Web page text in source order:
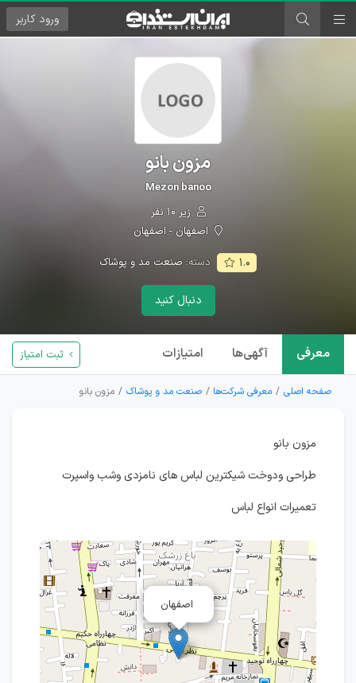
ورود کاربر
مزون بانو
Mezon banoo
زیر ۱۰ نفر
اصفهان - اصفهان
۱.۰ دسته: صنعت مد و پوشاک
دنبال کنید
معرفی آگهی‌ها امتیازات ثبت امتیاز
صفحه اصلی معرفی شرکت‌ها صنعت مد و پوشاک مزون بانو
مزون بانو
طراحی ودوخت شیکترین لباس های نامزدی وشب واسپرت
تعمیرات انواع لباس
اصفهان